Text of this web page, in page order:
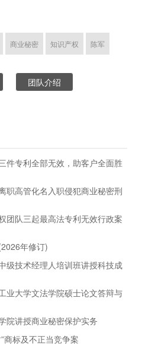
商业秘密 知识产权 陈军
团队介绍
件专利全部无效，助客户全面胜
职高管化名入职侵犯商业秘密刑
团队三起最高法专利无效行政案
年修订)
级技术经理人培训班讲授科技成
业大学文法学院硕士论文答辩与
院讲授商业秘密保护实务
商标及不正当竞争案